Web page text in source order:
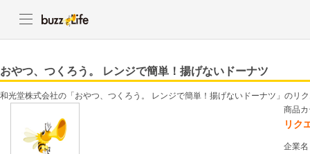
おやつ、つくろう。 レンジで簡単！揚げないドーナツ
和光堂株式会社の「おやつ、つくろう。 レンジで簡単！揚げないドーナツ」のリ
商品
リク
企業